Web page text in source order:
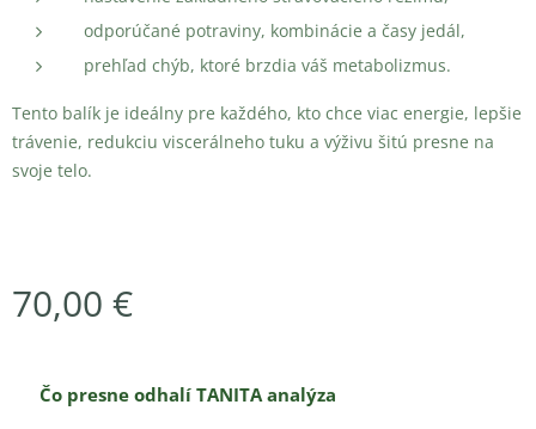
odporúčané potraviny, kombinácie a časy jedál,
prehľad chýb, ktoré brzdia váš metabolizmus.
Tento balík je ideálny pre každého, kto chce viac energie, lepšie
trávenie, redukciu viscerálneho tuku a výživu šitú presne na
svoje telo.
70,00 €
Čo presne odhalí TANITA analýza